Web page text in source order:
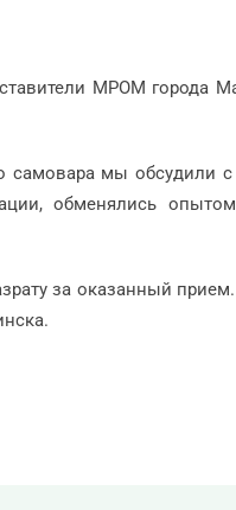
МРОМ города
самовара мы обсудили
обменялись
за оказанный